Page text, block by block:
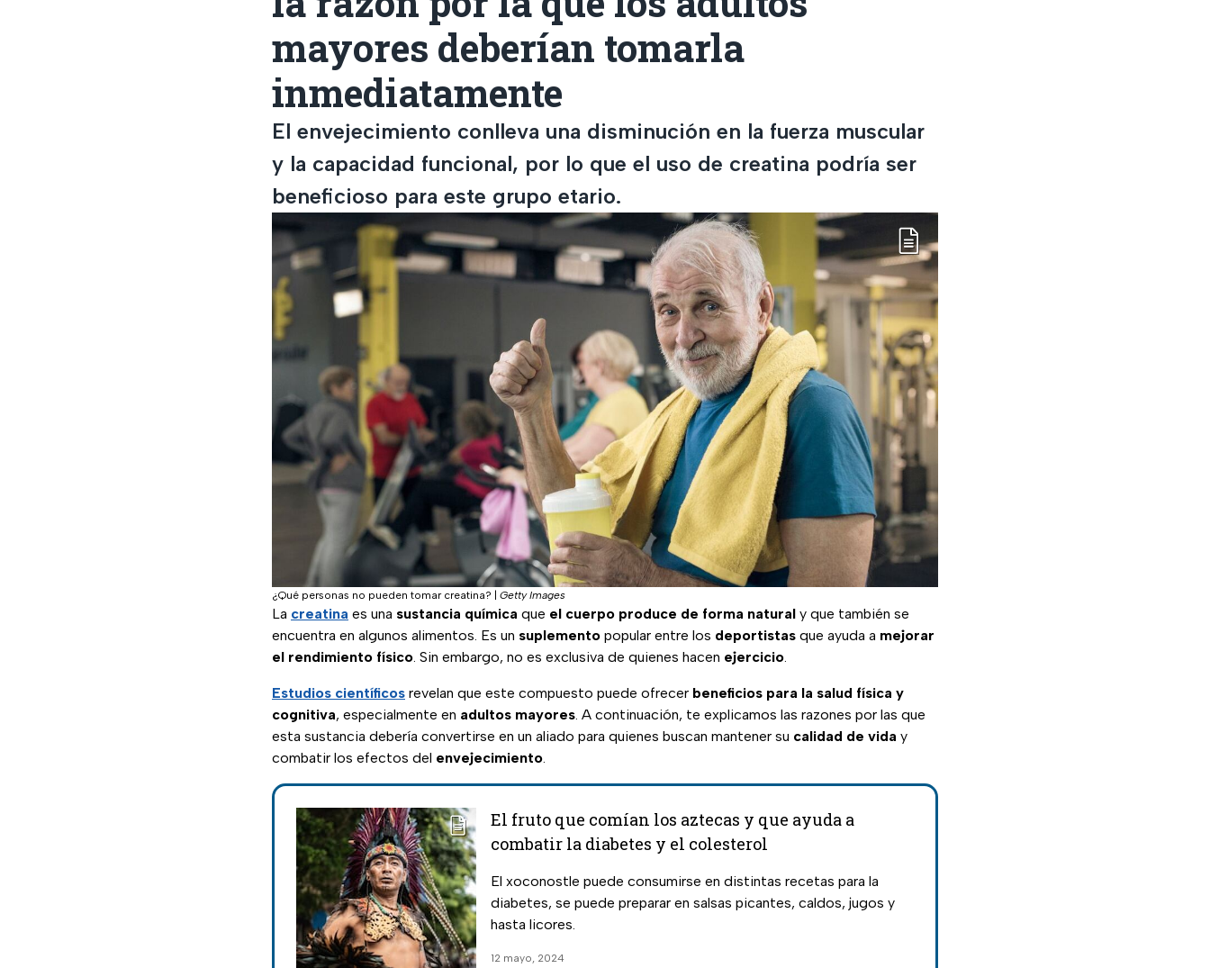
mayores deberían tomarla
inmediatamente
El envejecimiento conlleva una disminución en la fuerza muscular
y la capacidad funcional, por lo que el uso de creatina podría ser
beneficioso para este grupo etario.
¿Qué personas no pueden tomar creatina? Getty Images
La creatina es una sustancia química que el cuerpo produce de forma natural y que también se
encuentra en algunos alimentos. Es un suplemento popular entre los deportistas que ayuda a mejorar
el rendimiento físico. Sin embargo, no es exclusiva de quienes hacen ejercicio.
Estudios científicos revelan que este compuesto puede ofrecer beneficios para la salud física y
cognitiva, especialmente en adultos mayores. A continuación, te explicamos las razones por las que
esta sustancia debería convertirse en un aliado para quienes buscan mantener su calidad de vida y
combatir los efectos del envejecimiento.
El fruto que comían los aztecas y que ayuda a
combatir la diabetes y el colesterol
El xoconostle puede consumirse en distintas recetas para la
diabetes, se puede preparar en salsas picantes, caldos, jugos y
hasta licores.
12 mayo, 2024